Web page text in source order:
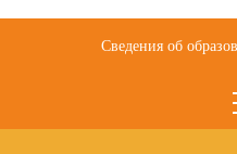
Сведения об